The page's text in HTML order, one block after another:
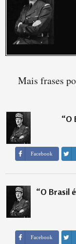
Mais frases
“O
Facebook
“O Brasil
Facebook